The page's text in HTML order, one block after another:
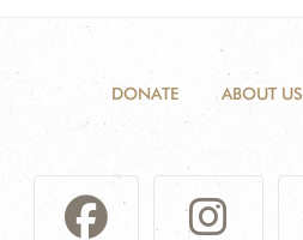
DONATE ABOUT US